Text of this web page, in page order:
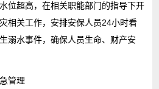
位超高，在相关职能部门的指导下开
相关工作，安排安保人员24小时看
溺水事件，确保人员生命、财产安
管理